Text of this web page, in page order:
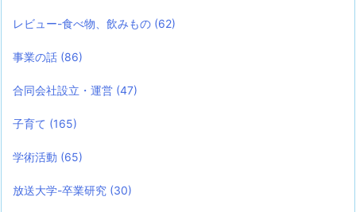
レビュー-食べ物、飲みもの (62)
事業の話 (86)
合同会社設立・運営 (47)
子育て (165)
学術活動 (65)
放送大学-卒業研究 (30)